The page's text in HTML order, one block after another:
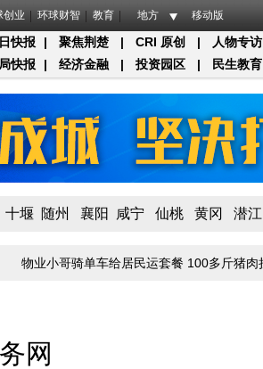
创业 环球财智 教育 地方 移动版
快报 | 聚焦荆楚 | CRI 原创 | 人物专访
快报 | 经济金融 | 投资园区 | 民生教育
十堰 随州 襄阳 咸宁 仙桃 黄冈 潜江
哥骑单车给居民运套餐 100多斤猪肉挂满车把
网